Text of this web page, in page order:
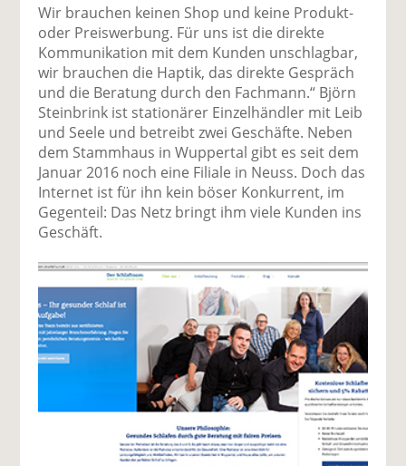
Wir brauchen keinen Shop und keine Produkt-
oder Preiswerbung. Für uns ist die direkte
Kommunikation mit dem Kunden unschlagbar,
wir brauchen die Haptik, das direkte Gespräch
und die Beratung durch den Fachmann.“ Björn
Steinbrink ist stationärer Einzelhändler mit Leib
und Seele und betreibt zwei Geschäfte. Neben
dem Stammhaus in Wuppertal gibt es seit dem
Januar 2016 noch eine Filiale in Neuss. Doch das
Internet ist für ihn kein böser Konkurrent, im
Gegenteil: Das Netz bringt ihm viele Kunden ins
Geschäft.